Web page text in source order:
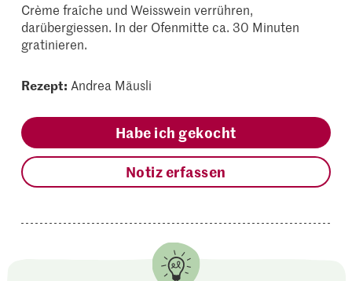
Crème fraîche und Weisswein verrühren,
darübergiessen. In der Ofenmitte ca. 30 Minuten
gratinieren.
Rezept: Andrea Mäusli
Habe ich gekocht
Notiz erfassen